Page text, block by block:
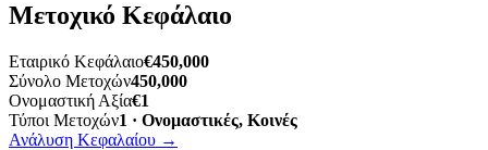
Μετοχικό Κεφάλαιο
Εταιρικό Κεφάλαιο€450,000
Σύνολο Μετοχών450,000
Ονομαστική Αξία€1
Τύποι Μετοχών1 · Ονομαστικές, Κοινές
Ανάλυση Κεφαλαίου →